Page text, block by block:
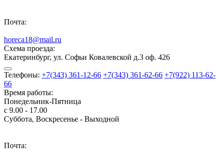
Почта:
horeca18@mail.ru
Схема проезда:
Екатеринбург, ул. Софьи Ковалевской д.3 оф. 426
Телефоны: +7(343) 361-12-66 +7(343) 361-62-66 +7(922) 113-62-
66
Время работы:
Понедельник-Пятница
с 9.00 - 17.00
Суббота, Воскресенье - Выходной
Почта: